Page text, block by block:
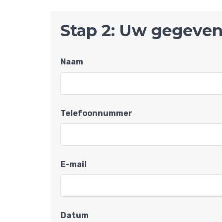
Stap 2: Uw
Naam
Telefoonnummer
E-mail
Datum